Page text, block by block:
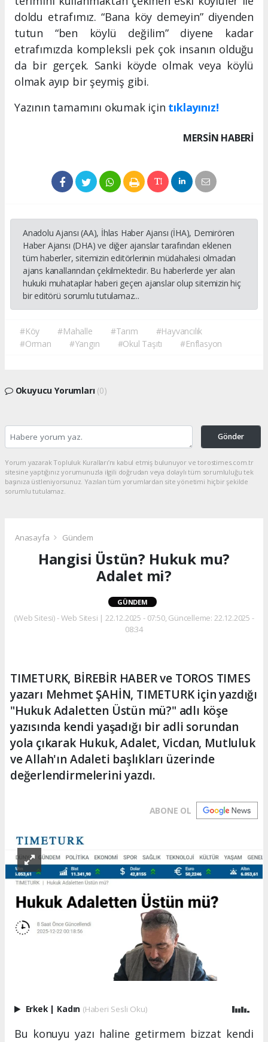
doldu etrafımız. “Bana köy demeyin” diyenden
tutun “ben köylü değilim” diyene kadar
etrafımızda kompleksli pek çok insanın olduğu
da bir gerçek. Sanki köyde olmak veya köylü
olmak ayıp bir şeymiş gibi.
Yazının tamamını okumak için tıklayınız!
MERSIN HABERİ
Anadolu Ajansı (AA), İhlas Haber Ajansı (İHA), Demirören
Haber Ajansı (DHA) ve diğer ajanslar tarafından eklenen
tüm haberler, sitemizin editörlerinin müdahalesi olmadan
ajans kanallarından çekilmektedir. Bu haberlerde yer alan
hukuki muhataplar haberi geçen ajanslar olup sitemizin hiç
bir editörü sorumlu tutulamaz...
#Köy #Mahalle #Tarım
#Hayvancılık
#Orman
#Yangın #Okul Taşıtı #Enflasyon
Okuyucu Yorumları (0)
Gönder
Yorum yazarak Topluluk Kuralları’nı kabul etmiş bulunuyor ve torostimes.com.tr
sitesine yaptığınız yorumunuzla ilgili doğrudan veya dolaylı tüm sorumluluğu tek
başınıza üstleniyorsunuz. Yazılan tüm yorumlardan site yönetimi hiçbir şekilde
sorumlu tutulamaz.
Anasayfa Gündem
Hangisi Üstün? Hukuk mu?
Adalet mi?
GÜNDEM
(Web Sitesi) - Web Sitesi | 22.12.2025 - 07:50, Güncelleme: 22.12.2025 -
08:34
TIMETURK, BİREBİR HABER ve TOROS TIMES
yazarı Mehmet ŞAHİN, TIMETURK için yazdığı
"Hukuk Adaletten Üstün mü?" adlı köşe
yazısında kendi yaşadığı bir adli sorundan
yola çıkarak Hukuk, Adalet, Vicdan, Mutluluk
ve Allah'ın Adaleti başlıkları üzerinde
değerlendirmelerini yazdı.
ABONE OL
Erkek | Kadın (Haberi Sesli Oku)
Bu konuyu yazı haline getirmem bizzat kendi